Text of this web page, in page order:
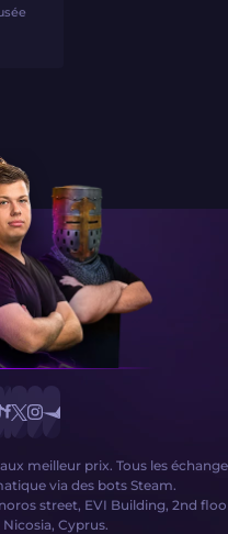
meilleur prix. Tous les
via des bots Steam.
street, EVI Building, 2nd
Nicosia, Cyprus.